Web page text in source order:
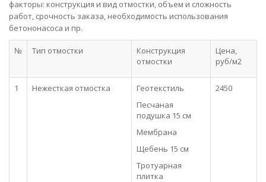
факторы: конструкция и вид отмостки, объем и сложность
работ, срочность заказа, необходимость использования
бетононасоса и пр.
№ Тип отмостки
Конструкция
отмостки
Цена,
руб/м2
1 Нежесткая отмостка
Геотекстиль
Песчаная
подушка 15 см
Мембрана
Щебень 15 см
Тротуарная
плитка
2450